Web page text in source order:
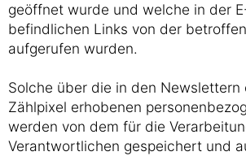
geöffnet wurde und welche in der
befindlichen Links von der
aufgerufen wurden.
Solche über die in den Newslettern
Zählpixel erhobenen
werden von dem für die
Verantwortlichen gespeichert und